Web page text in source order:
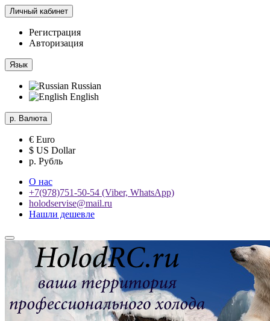
Личный кабинет
Регистрация
Авторизация
Язык
Russian
English
р. Валюта
€ Euro
$ US Dollar
р. Рубль
О нас
+7(978)751-50-54 (Viber, WhatsApp)
holodservise@mail.ru
Нашли дешевле